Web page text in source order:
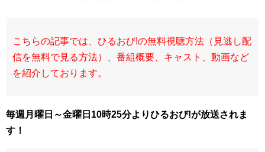
こちらの記事では、ひるおび!の無料視聴方法（見逃し配
信を無料で見る方法）、番組概要、キャスト、動画など
を紹介しております。
毎週月曜日～金曜日10時25分よりひるおび!が放送されま
す！